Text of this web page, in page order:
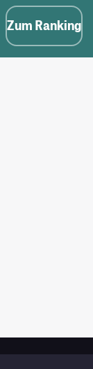
Zum Ranking